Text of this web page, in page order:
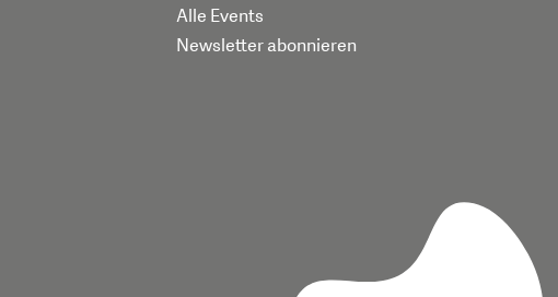
Alle Events
Newsletter abonnieren